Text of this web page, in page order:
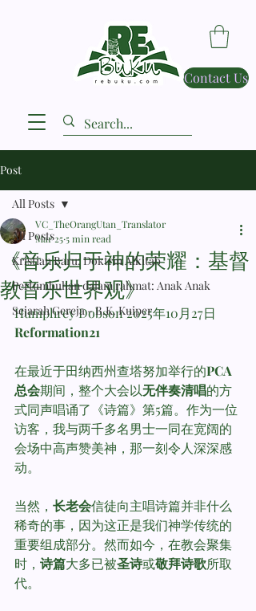
Contact Us
Post
All Posts
Kristian Baru: Doktrin Alkitab
Pertumbuhan dalam rahmat: Anak Anak
Sejarah Gereja - B.K. Kuiper
All Posts
《音乐归于神的荣耀：基督
教音乐世界观》
VC_TheOrangUtan_Translator
Mar 255 min read
Humphrey Dobson 2025年10月27日
Reformation21
在最近于田纳西州查塔努加举行的PCA
总会期间，整个大会以无伴奏清唱的方
式同声唱诵了《诗篇》第5篇。作为一位
访客，我与两千多名男士一同在宽阔的
会场中高声赞美神，那一刻令人深深感
动。
当然， 长老会信徒向主唱诗篇并非什么
稀奇的事，因为这正是我们神学传统的
重要组成部分。然而如今，在教会聚集
时， 诗篇大多已被圣诗或敬拜诗歌所取
代。